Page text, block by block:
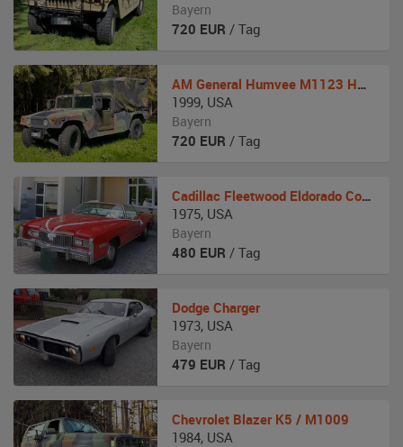
Bayern
720 EUR / Tag
AM General Humvee M1123 HMMWV
1999, USA
Bayern
720 EUR / Tag
Cadillac Fleetwood Eldorado Convertible
1975, USA
Bayern
480 EUR / Tag
Dodge Charger
1973, USA
Bayern
479 EUR / Tag
Chevrolet Blazer K5 / M1009
1984, USA